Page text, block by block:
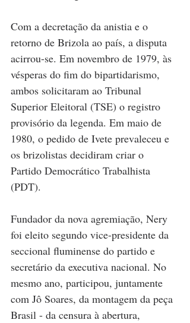
Com a decretação da anistia e o
retorno de Brizola ao país, a disputa
acirrou-se. Em no­vembro de 1979, às
vésperas do fim do bipartidarismo,
ambos solicitaram ao Tribunal
Superior Eleitoral (TSE) o registro
provisório da legenda. Em maio de
1980, o pedido de Ivete prevaleceu e
os brizolistas decidiram criar o
Partido Democrático Trabalhista
(PDT).
Fun­dador da nova agremiação, Nery
foi eleito segundo vice-presidente da
seccional fluminense do partido e
secretário da executiva nacional. No
mesmo ano, participou, juntamente
com Jô Soares, da montagem da peça
Brasil - da censura à abertura,